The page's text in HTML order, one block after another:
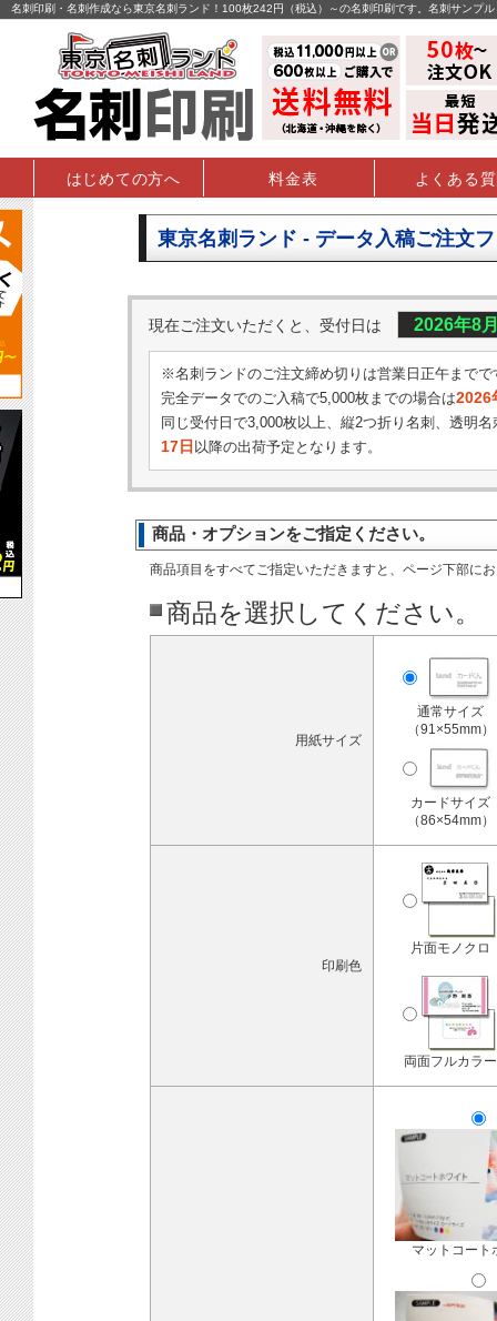
名刺印刷・名刺作成なら東京名刺ランド！100枚242円（税込）～の名刺印刷です。名刺サンプ
はじめての方へ 料金表 よくある
東京名刺ランド - データ入稿ご注文
現在ご注文いただくと、受付日は 2026年8
※名刺ランドのご注文締め切りは営業日正午までで
完全データでのご入稿で5,000枚までの場合は2026
同じ受付日で3,000枚以上、縦2つ折り名刺、透明名
17日 以降の出荷予定となります。
商品・オプションをご指定ください。
商品項目をすべてご指定いただきますと、ページ下部に
商品を選択してください。
用紙サイズ
通常サイズ
（91×55mm）
カードサイズ
（86×54mm）
印刷色
片面モノクロ
両面フルカラー
マットコート